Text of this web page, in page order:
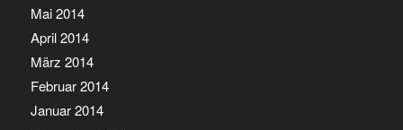
Mai 2014
April 2014
März 2014
Februar 2014
Januar 2014